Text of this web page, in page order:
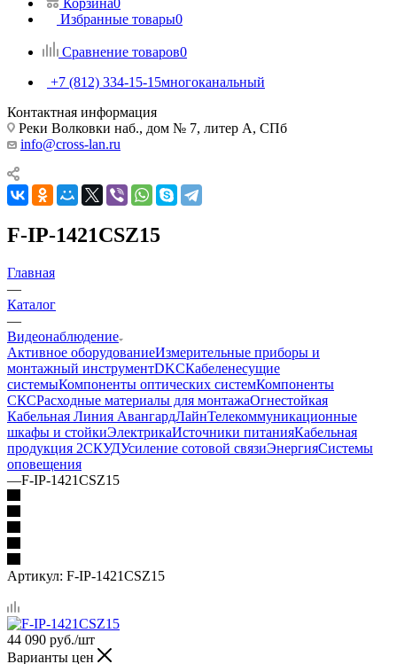
Корзина0
Избранные товары0
Сравнение товаров0
+7 (812) 334-15-15многоканальный
Контактная информация
Реки Волковки наб., дом № 7, литер А, СПб
info@cross-lan.ru
F-IP-1421CSZ15
Главная
—
Каталог
—
Видеонаблюдение
Активное оборудованиеИзмерительные приборы и
монтажный инструментDKCКабеленесущие
системыКомпоненты оптических системКомпоненты
СКСРасходные материалы для монтажаОгнестойкая
Кабельная Линия АвангардЛайнТелекоммуникационные
шкафы и стойкиЭлектрикаИсточники питанияКабельная
продукция 2СКУДУсиление сотовой связиЭнергияСистемы
оповещения
—F-IP-1421CSZ15
Артикул: F-IP-1421CSZ15
44 090 руб./шт
Варианты цен